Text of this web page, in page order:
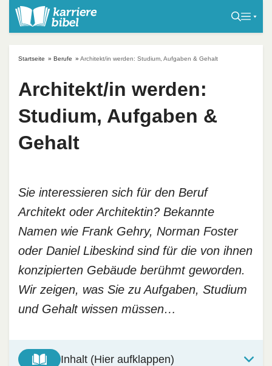
Startseite » Berufe » Architekt/in werden: Studium, Aufgaben & Gehalt
Architekt/in werden:
Studium, Aufgaben &
Gehalt
Sie interessieren sich für den Beruf
Architekt oder Architektin? Bekannte
Namen wie Frank Gehry, Norman Foster
oder Daniel Libeskind sind für die von ihnen
konzipierten Gebäude berühmt geworden.
Wir zeigen, was Sie zu Aufgaben, Studium
und Gehalt wissen müssen…
Inhalt (Hier aufklappen)